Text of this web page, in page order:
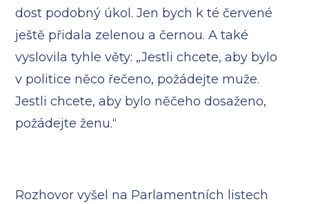
dost podobný úkol. Jen bych k té červené
ještě přidala zelenou a černou. A také
vyslovila tyhle věty: „Jestli chcete, aby bylo
v politice něco řečeno, požádejte muže.
Jestli chcete, aby bylo něčeho dosaženo,
požádejte ženu.“
Rozhovor vyšel na Parlamentních listech